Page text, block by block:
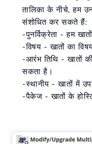
तालिका के नीचे, हम
संशोधित कर सकते हैं:
-पुनर्विक्रेता - हम
-विषय - खातों का
-आरंभ तिथि - खातों
सकता है।
-स्थानीय - खातों में
-पैकेज- खातों के